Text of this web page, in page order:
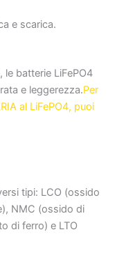
e scarica.
batterie LiFePO4
e leggerezza.Per
al LiFePO4, puoi
tipi: LCO (ossido
NMC (ossido di
di ferro) e LTO